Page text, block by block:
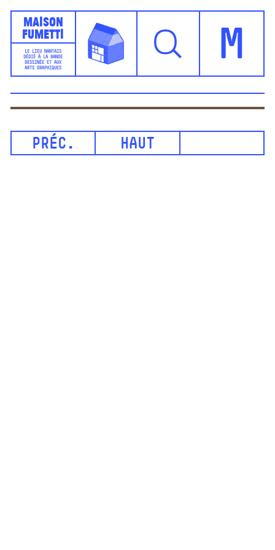
Maison
Fumetti
LE LIEU NANTAIS
DÉDIÉ À LA BANDE
DESSINÉE ET AUX
ARTS GRAPHIQUES
M
PRÉC. HAUT